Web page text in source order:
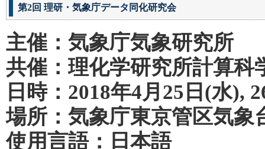
第2回 理研・気象庁データ同化研究会
主催：気象庁気象研究所
共催：理化学研究所計算科
日時：2018年4月25日(水),
場所：気象庁東京管区気象
使用言語：日本語